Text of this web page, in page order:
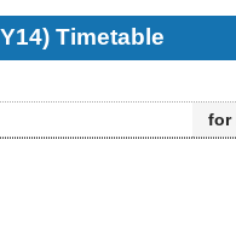
Timetable
for